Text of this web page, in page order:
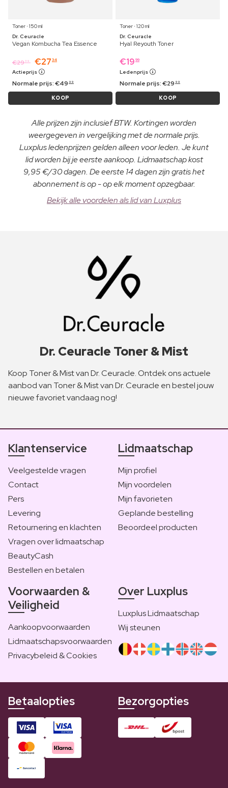
Toner ⋅ 150 ml
Dr. Ceuracle
Vegan Kombucha Tea Essence
€2939 €27 34
Actieprijs
Normale prijs:€49 99
KOOP
Toner ⋅ 120 ml
Dr. Ceuracle
Hyal Reyouth Toner
€19 99
Ledenprijs
Normale prijs:€29 99
KOOP
Alle prijzen zijn inclusief BTW. Kortingen worden
weergegeven in vergelijking met de normale prijs.
Luxplus ledenprijzen gelden alleen voor leden. Je kunt
lid worden bij je eerste aankoop. Lidmaatschap kost
9,95 €/30 dagen. De eerste 14 dagen zijn gratis het
abonnement is op - op elk moment opzegbaar.
Bekijk alle voordelen als lid van Luxplus
Dr. Ceuracle Toner & Mist
Koop Toner & Mist van Dr. Ceuracle. Ontdek ons actuele
aanbod van Toner & Mist van Dr. Ceuracle en bestel jouw
nieuwe favoriet vandaag nog!
Klantenservice
Veelgestelde vragen
Contact
Pers
Levering
Retournering en klachten
Vragen over lidmaatschap
BeautyCash
Bestellen en betalen
Lidmaatschap
Mijn profiel
Mijn voordelen
Mijn favorieten
Geplande bestelling
Beoordeel producten
Voorwaarden &
Veiligheid
Aankoopvoorwaarden
Lidmaatschapsvoorwaarden
Privacybeleid & Cookies
Over Luxplus
Luxplus Lidmaatschap
Wij steunen
Betaalopties Bezorgopties